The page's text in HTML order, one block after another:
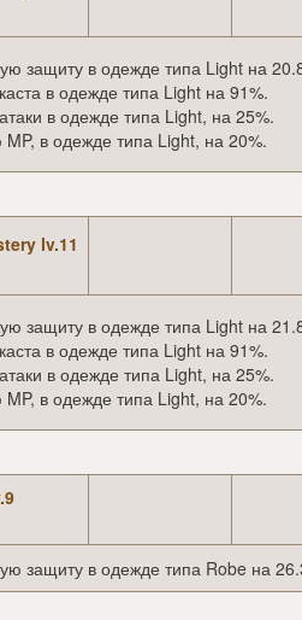
защиту в одежде типа Light на
в одежде типа Light на 91%.
в одежде типа Light, на 25%.
в одежде типа Light, на 20%.
lv.11
защиту в одежде типа Light на
в одежде типа Light на 91%.
в одежде типа Light, на 25%.
в одежде типа Light, на 20%.
защиту в одежде типа Robe на